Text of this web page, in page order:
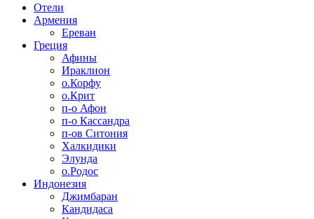
Отели
Армения
Ереван
Греция
Афины
Ираклион
о.Корфу
о.Крит
п-о Афон
п-о Кассандра
п-ов Ситония
Халкидики
Элунда
о.Родос
Индонезия
Джимбаран
Кандидаса